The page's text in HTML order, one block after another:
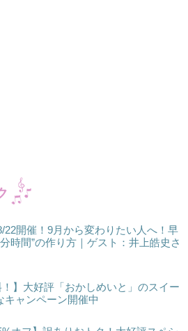
22開催！9月から変わりたい人へ！早
時間”の作り方｜ゲスト：井上皓史さ
！】大好評「おかしめいと」のスイー
キャンペーン開催中